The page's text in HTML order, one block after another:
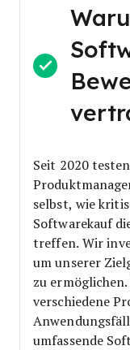
Seit 2020
selbst, wie
Softwarekauf
treffen. Wir
um unserer
zu
verschiedene
umfassende